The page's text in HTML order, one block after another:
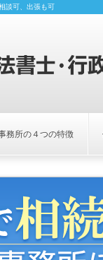
談可、出張も可
務所の４つの特徴